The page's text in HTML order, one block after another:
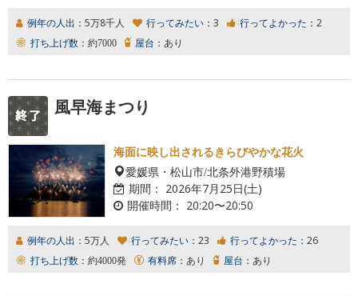
例年の人出： 5万8千人 行ってみたい： 3 行ってよかった： 2
打ち上げ数： 約7000 屋台： あり
風早海まつり
海面に映し出されるきらびやかな花火
愛媛県・松山市/北条外港野積場
期間： 2026年7月25日(土)
開催時間： 20:20〜20:50
例年の人出： 5万人 行ってみたい： 23 行ってよかった： 26
打ち上げ数： 約4000発 有料席： あり 屋台： あり